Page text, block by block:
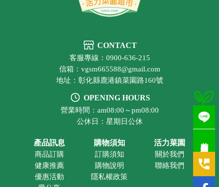
CONTACT
客服專線：0900-636-215
信箱：vgsm665588@gmail.com
地址：彰化縣鹿港鎮菜園路160號
OPENING HOURS
營業時間：am08:00～pm08:00
公休日：星期日公休
產品訊息
商品訂購
健康推薦
優惠活動
購物須知
訂購須知
購物說明
隱私權政策
活力菜園
關於我們
聯絡我們